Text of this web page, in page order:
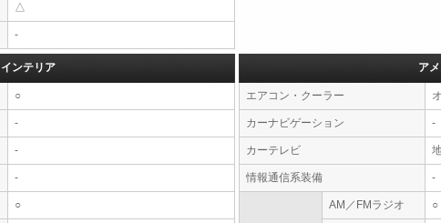
△
-
インテリア
○
-
-
-
○
ア
エアコン・クーラー
カーナビゲーション -
カーテレビ
情報通信系装備 -
AM／FMラジオ ○